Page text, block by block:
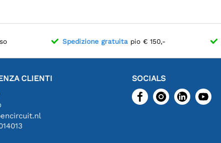
Spedizione gratuita pio € 150,-
CLIENTI SOCIALS